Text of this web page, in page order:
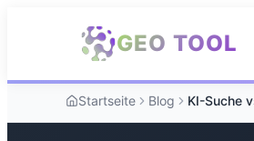
GEO TOOL
Startseite Blog